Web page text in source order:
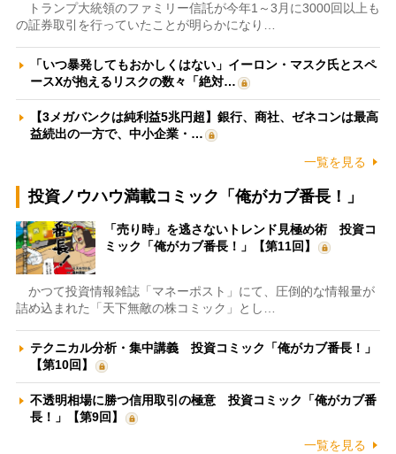
トランプ大統領のファミリー信託が今年1～3月に3000回以上も
の証券取引を行っていたことが明らかになり…
「いつ暴発してもおかしくはない」イーロン・マスク氏とスペ
ースXが抱えるリスクの数々「絶対…
【3メガバンクは純利益5兆円超】銀行、商社、ゼネコンは最高
益続出の一方で、中小企業・…
一覧を見る
投資ノウハウ満載コミック「俺がカブ番長！」
「売り時」を逃さないトレンド見極め術 投資コ
ミック「俺がカブ番長！」【第11回】
かつて投資情報雑誌「マネーポスト」にて、圧倒的な情報量が
詰め込まれた「天下無敵の株コミック」とし…
テクニカル分析・集中講義 投資コミック「俺がカブ番長！」
【第10回】
不透明相場に勝つ信用取引の極意 投資コミック「俺がカブ番
長！」【第9回】
一覧を見る